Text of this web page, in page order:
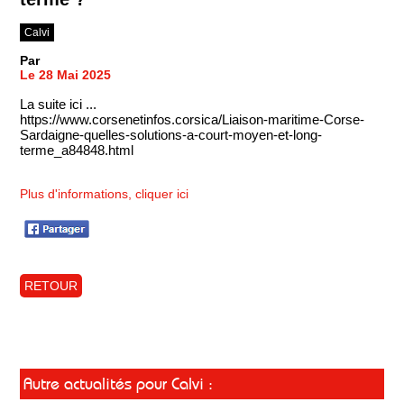
Calvi
Par
Le 28 Mai 2025
La suite ici ...
https://www.corsenetinfos.corsica/Liaison-maritime-Corse-
Sardaigne-quelles-solutions-a-court-moyen-et-long-
terme_a84848.html
Plus d'informations, cliquer ici
RETOUR
Autre actualités pour Calvi :